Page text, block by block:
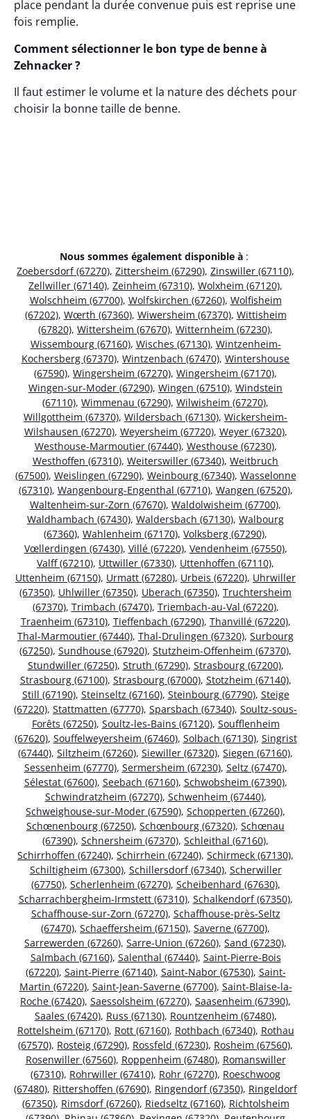
place pendant la durée convenue puis est reprise une
fois remplie.
Comment sélectionner le bon type de benne à
Zehnacker ?
Il faut estimer le volume et la nature des déchets pour
choisir la bonne taille de benne.
Nous sommes également disponible à :
Zoebersdorf (67270), Zittersheim (67290), Zinswiller (67110),
Zellwiller (67140), Zeinheim (67310), Wolxheim (67120),
Wolschheim (67700), Wolfskirchen (67260), Wolfisheim
(67202), Wœrth (67360), Wiwersheim (67370), Wittisheim
(67820), Wittersheim (67670), Witternheim (67230),
Wissembourg (67160), Wisches (67130), Wintzenheim-
Kochersberg (67370), Wintzenbach (67470), Wintershouse
(67590), Wingersheim (67270), Wingersheim (67170),
Wingen-sur-Moder (67290), Wingen (67510), Windstein
(67110), Wimmenau (67290), Wilwisheim (67270),
Willgottheim (67370), Wildersbach (67130), Wickersheim-
Wilshausen (67270), Weyersheim (67720), Weyer (67320),
Westhouse-Marmoutier (67440), Westhouse (67230),
Westhoffen (67310), Weiterswiller (67340), Weitbruch
(67500), Weislingen (67290), Weinbourg (67340), Wasselonne
(67310), Wangenbourg-Engenthal (67710), Wangen (67520),
Waltenheim-sur-Zorn (67670), Waldolwisheim (67700),
Waldhambach (67430), Waldersbach (67130), Walbourg
(67360), Wahlenheim (67170), Volksberg (67290),
Vœllerdingen (67430), Villé (67220), Vendenheim (67550),
Valff (67210), Uttwiller (67330), Uttenhoffen (67110),
Uttenheim (67150), Urmatt (67280), Urbeis (67220), Uhrwiller
(67350), Uhlwiller (67350), Uberach (67350), Truchtersheim
(67370), Trimbach (67470), Triembach-au-Val (67220),
Traenheim (67310), Tieffenbach (67290), Thanvillé (67220),
Thal-Marmoutier (67440), Thal-Drulingen (67320), Surbourg
(67250), Sundhouse (67920), Stutzheim-Offenheim (67370),
Stundwiller (67250), Struth (67290), Strasbourg (67200),
Strasbourg (67100), Strasbourg (67000), Stotzheim (67140),
Still (67190), Steinseltz (67160), Steinbourg (67790), Steige
(67220), Stattmatten (67770), Sparsbach (67340), Soultz-sous-
Forêts (67250), Soultz-les-Bains (67120), Soufflenheim
(67620), Souffelweyersheim (67460), Solbach (67130), Singrist
(67440), Siltzheim (67260), Siewiller (67320), Siegen (67160),
Sessenheim (67770), Sermersheim (67230), Seltz (67470),
Sélestat (67600), Seebach (67160), Schwobsheim (67390),
Schwindratzheim (67270), Schwenheim (67440),
Schweighouse-sur-Moder (67590), Schopperten (67260),
Schœnenbourg (67250), Schœnbourg (67320), Schœnau
(67390), Schnersheim (67370), Schleithal (67160),
Schirrhoffen (67240), Schirrhein (67240), Schirmeck (67130),
Schiltigheim (67300), Schillersdorf (67340), Scherwiller
(67750), Scherlenheim (67270), Scheibenhard (67630),
Scharrachbergheim-Irmstett (67310), Schalkendorf (67350),
Schaffhouse-sur-Zorn (67270), Schaffhouse-près-Seltz
(67470), Schaeffersheim (67150), Saverne (67700),
Sarrewerden (67260), Sarre-Union (67260), Sand (67230),
Salmbach (67160), Salenthal (67440), Saint-Pierre-Bois
(67220), Saint-Pierre (67140), Saint-Nabor (67530), Saint-
Martin (67220), Saint-Jean-Saverne (67700), Saint-Blaise-la-
Roche (67420), Saessolsheim (67270), Saasenheim (67390),
Saales (67420), Russ (67130), Rountzenheim (67480),
Rottelsheim (67170), Rott (67160), Rothbach (67340), Rothau
(67570), Rosteig (67290), Rossfeld (67230), Rosheim (67560),
Rosenwiller (67560), Roppenheim (67480), Romanswiller
(67310), Rohrwiller (67410), Rohr (67270), Roeschwoog
(67480), Rittershoffen (67690), Ringendorf (67350), Ringeldorf
(67350), Rimsdorf (67260), Riedseltz (67160), Richtolsheim